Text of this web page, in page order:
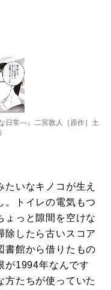
日常―』二宮敦人［原作］土
）
たいなキノコが生え
。トイレの電気もつ
ょっと隙間を空けな
除したら古いスコア
書館から借りたもの
が1994年なんです
たちが使っていた